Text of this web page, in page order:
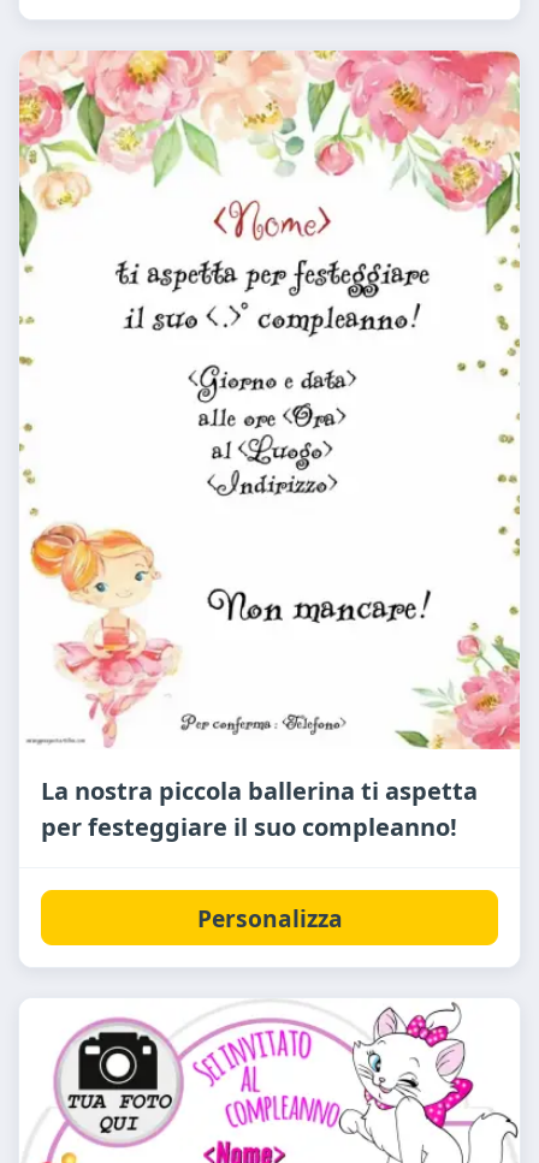
La nostra piccola ballerina ti aspetta
per festeggiare il suo compleanno!
Personalizza